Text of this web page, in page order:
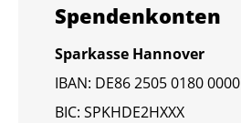
Spen­den­kon­ten
Spar­kas­se Han­no­ver
IBAN: DE86 2505 0180
BIC: SPKHDE2HXXX